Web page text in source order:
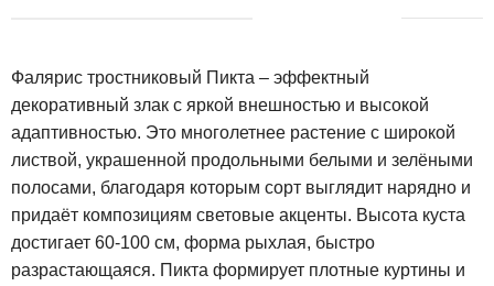
Фалярис тростниковый Пикта – эффектный
декоративный злак с яркой внешностью и высокой
адаптивностью. Это многолетнее растение с широкой
листвой, украшенной продольными белыми и зелёными
полосами, благодаря которым сорт выглядит нарядно и
придаёт композициям световые акценты. Высота куста
достигает 60-100 см, форма рыхлая, быстро
разрастающаяся. Пикта формирует плотные куртины и